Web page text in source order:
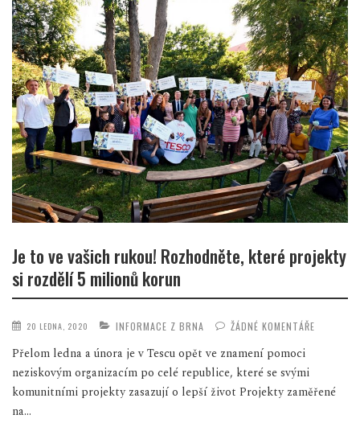
Je to ve vašich rukou! Rozhodněte, které projekty
si rozdělí 5 milionů korun
20 LEDNA, 2020 INFORMACE Z BRNA ŽÁDNÉ KOMENTÁŘE
Přelom ledna a února je v Tescu opět ve znamení pomoci
neziskovým organizacím po celé republice, které se svými
komunitními projekty zasazují o lepší život Projekty zaměřené
na...